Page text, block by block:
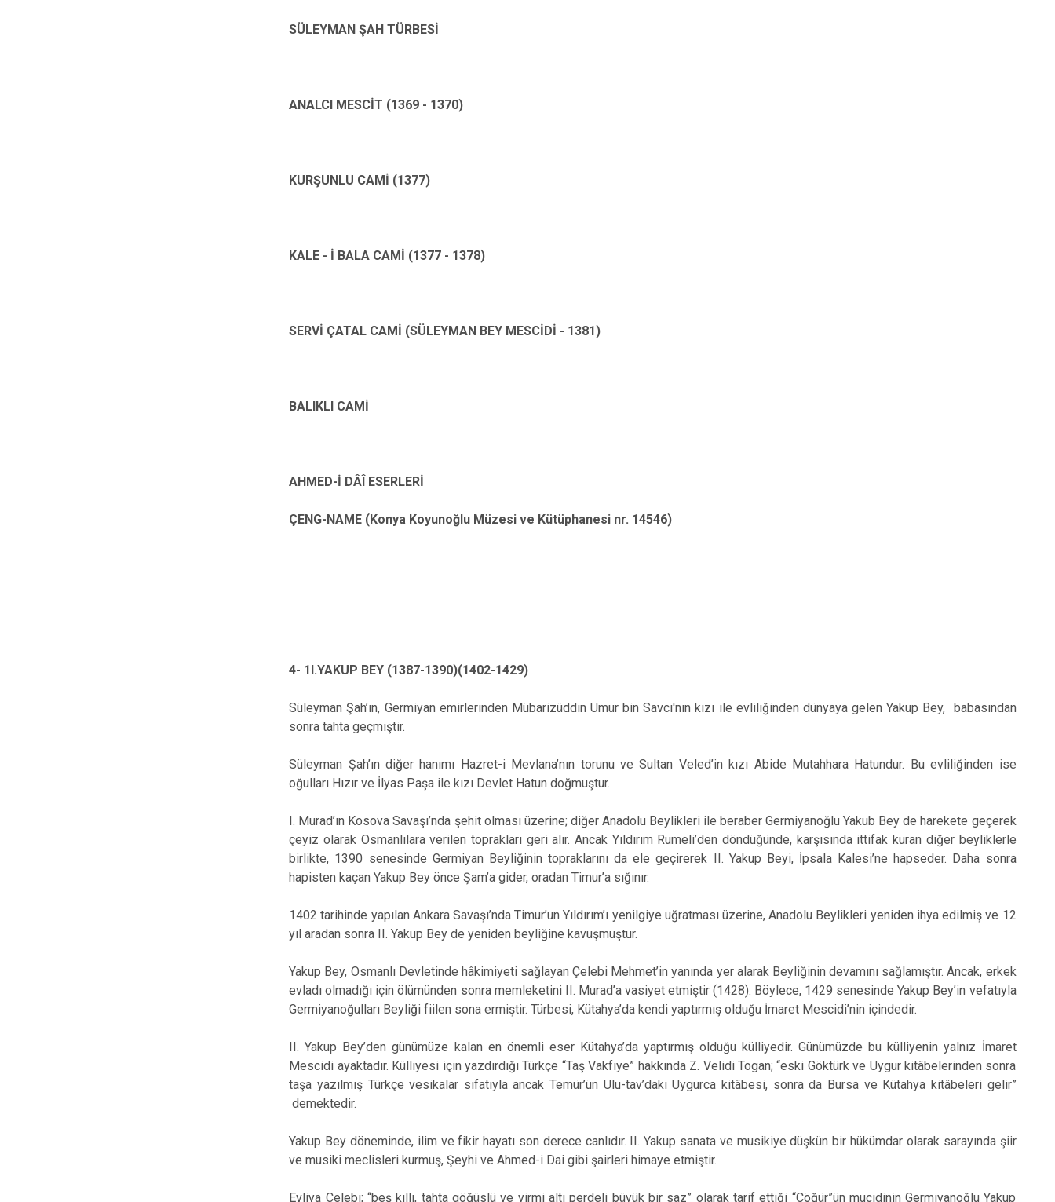
SÜLEYMAN ŞAH TÜRBESİ
ANALCI MESCİT (1369 - 1370)
KURŞUNLU CAMİ (1377)
KALE - İ BALA CAMİ (1377 - 1378)
SERVİ ÇATAL CAMİ (SÜLEYMAN BEY MESCİDİ - 1381)
BALIKLI CAMİ
AHMED-İ DÂÎ ESERLERİ
ÇENG-NAME (Konya Koyunoğlu Müzesi ve Kütüphanesi nr. 14546)
4- 1I.YAKUP BEY (1387-1390)(1402-1429)
Süleyman Şah’ın, Germiyan emirlerinden Mübarizüddin Umur bin Savcı'nın kızı ile evliliğinden dünyaya gelen Yakup Bey, babasından
sonra tahta geçmiştir.
Süleyman Şah’ın diğer hanımı Hazret-i Mevlana’nın torunu ve Sultan Veled’in kızı Abide Mutahhara Hatundur. Bu evliliğinden ise
oğulları Hızır ve İlyas Paşa ile kızı Devlet Hatun doğmuştur.
I. Murad’ın Kosova Savaşı’nda şehit olması üzerine; diğer Anadolu Beylikleri ile beraber Germiyanoğlu Yakub Bey de harekete geçerek
çeyiz olarak Osmanlılara verilen toprakları geri alır. Ancak Yıldırım Rumeli’den döndüğünde, karşısında ittifak kuran diğer beyliklerle
birlikte, 1390 senesinde Germiyan Beyliğinin topraklarını da ele geçirerek II. Yakup Beyi, İpsala Kalesi’ne hapseder. Daha sonra
hapisten kaçan Yakup Bey önce Şam’a gider, oradan Timur’a sığınır.
1402 tarihinde yapılan Ankara Savaşı’nda Timur’un Yıldırım’ı yenilgiye uğratması üzerine, Anadolu Beylikleri yeniden ihya edilmiş ve 12
yıl aradan sonra II. Yakup Bey de yeniden beyliğine kavuşmuştur.
Yakup Bey, Osmanlı Devletinde hâkimiyeti sağlayan Çelebi Mehmet’in yanında yer alarak Beyliğinin devamını sağlamıştır. Ancak, erkek
evladı olmadığı için ölümünden sonra memleketini II. Murad’a vasiyet etmiştir (1428). Böylece, 1429 senesinde Yakup Bey’in vefatıyla
Germiyanoğulları Beyliği fiilen sona ermiştir. Türbesi, Kütahya’da kendi yaptırmış olduğu İmaret Mescidi’nin içindedir.
II. Yakup Bey’den günümüze kalan en önemli eser Kütahya’da yaptırmış olduğu külliyedir. Günümüzde bu külliyenin yalnız İmaret
Mescidi ayaktadır. Külliyesi için yazdırdığı Türkçe “Taş Vakfiye” hakkında Z. Velidi Togan; “eski Göktürk ve Uygur kitâbelerinden sonra
taşa yazılmış Türkçe vesikalar sıfatıyla ancak Temür’ün Ulu-tav’daki Uygurca kitâbesi, sonra da Bursa ve Kütahya kitâbeleri gelir”
demektedir.
Yakup Bey döneminde, ilim ve fikir hayatı son derece canlıdır. II. Yakup sanata ve musikiye düşkün bir hükümdar olarak sarayında şiir
ve musikî meclisleri kurmuş, Şeyhi ve Ahmed-i Dai gibi şairleri himaye etmiştir.
Evliya Çelebi; “beş kıllı, tahta göğüslü ve yirmi altı perdeli büyük bir saz” olarak tarif ettiği “Çöğür”ün mucidinin Germiyanoğlu Yakup